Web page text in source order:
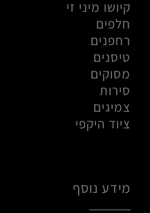
קיושו מיני זי
חלפים
רחפנים
טיסנים
מסוקים
סירות
צמיגים
ציוד היקפי
מידע נוסף